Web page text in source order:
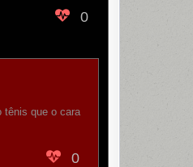
0
tênis que o cara
0